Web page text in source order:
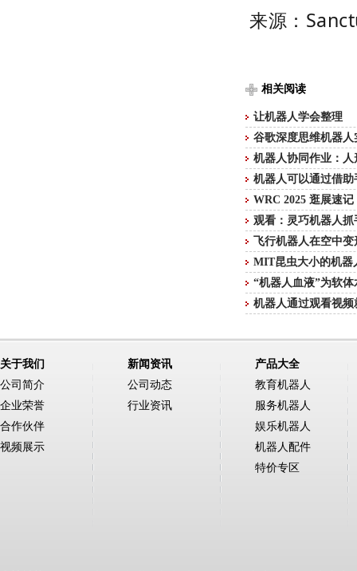
来源：
相关阅读
让机器人学会整理
谷歌深度思维机器人
机器人协同作业：
机器人可以通过借
WRC 2025 逛展速
观看：灵巧机器人
飞行机器人在空中
MIT昆虫大小的机器
“机器人血液”为软
机器人通过观看视
关于我们
公司简介
企业荣誉
合作伙伴
视频展示
新闻资讯
公司动态
行业资讯
产品大全
教育机器人
服务机器人
娱乐机器人
机器人配件
特价专区